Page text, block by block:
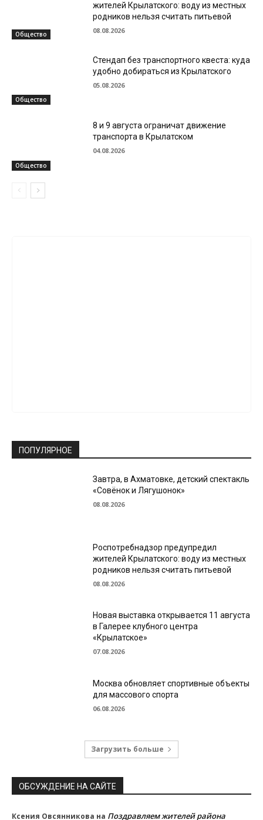
Общество
жителей Крылатского: воду из местных
родников нельзя считать питьевой
08.08.2026
Общество
Стендап без транспортного квеста: куда
удобно добираться из Крылатского
05.08.2026
Общество
8 и 9 августа ограничат движение
транспорта в Крылатском
04.08.2026
ПОПУЛЯРНОЕ
Завтра, в Ахматовке, детский спектакль
«Совёнок и Лягушонок»
08.08.2026
Роспотребнадзор предупредил
жителей Крылатского: воду из местных
родников нельзя считать питьевой
08.08.2026
Новая выставка открывается 11 августа
в Галерее клубного центра
«Крылатское»
07.08.2026
Москва обновляет спортивные объекты
для массового спорта
06.08.2026
Загрузить больше
ОБСУЖДЕНИЕ НА САЙТЕ
Ксения Овсянникова на Поздравляем жителей района